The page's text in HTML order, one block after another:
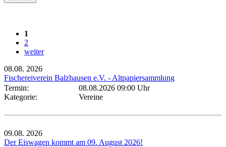
1
2
weiter
08.08. 2026
Fischereiverein Balzhausen e.V. - Altpapiersammlung
Termin:
08.08.2026 09:00 Uhr
Kategorie:
Vereine
09.08. 2026
Der Eiswagen kommt am 09. August 2026!